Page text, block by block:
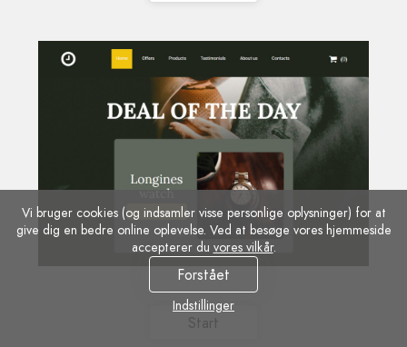
Start
Vi bruger cookies (og indsamler visse personlige oplysninger) for at
give dig en bedre online oplevelse. Ved at besøge vores hjemmeside
accepterer du vores vilkår.
Forstået
Indstillinger